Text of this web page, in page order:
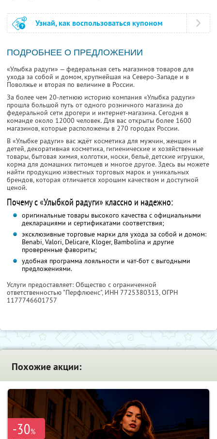
Узнай, как воспользоваться купоном
ПОДРОБНЕЕ О ПРЕДЛОЖЕНИИ
«Улыбка радуги» — федеральная сеть магазинов товаров для
ухода за собой и домом, крупнейшая на Северо-Западе и в
Поволжье и вторая по величине в России.
За более чем 20-летнюю историю компания «Улыбка радуги»
прошла большой путь от одного розничного магазина до
федеральной сети дрогери и интернет-магазина. Сегодня в
команде около 12000 человек. Для вас открыты более 1600
магазинов, которые расположены в 270 городах России.
В «Улыбке радуги» вас ждёт косметика для мужчин, женщин и
детей, декоративная косметика, гигиенические и хозяйственные
товары, бытовая химия, колготки, носки, бельё, детские игрушки,
корма для домашних питомцев и многое другое. Здесь вы можете
найти продукцию известных торговых марок и уникальных
брендов, которая отличается хорошим качеством и доступной
ценой.
Почему с «Улыбкой радуги» классно и надежно:
оригинальные товары высокого качества с официальными
декларациями и сертификатами соответствия;
эксклюзивные торговые марки для ухода за собой и домом:
Benabi, Valori, Delicare, Kloger, Bambolina и другие
проверенные фавориты;
удобная программа лояльности и чат-бот с выгодными
предложениями.
Услуги предоставляет: Общество с ограниченной
ответственностью "Перфлюенс", ИНН 7725380313, ОГРН
1177746601757
Похожие акции:
-30%